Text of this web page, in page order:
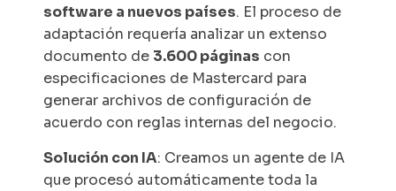
software a nuevos países. El proceso de
adaptación requería analizar un extenso
documento de 3.600 páginas con
especificaciones de Mastercard para
generar archivos de configuración de
acuerdo con reglas internas del negocio.
Solución con IA: Creamos un agente de IA
que procesó automáticamente toda la